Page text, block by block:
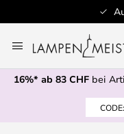
Inhalt
springen
16%* ab 83 CHFbei
CODE: